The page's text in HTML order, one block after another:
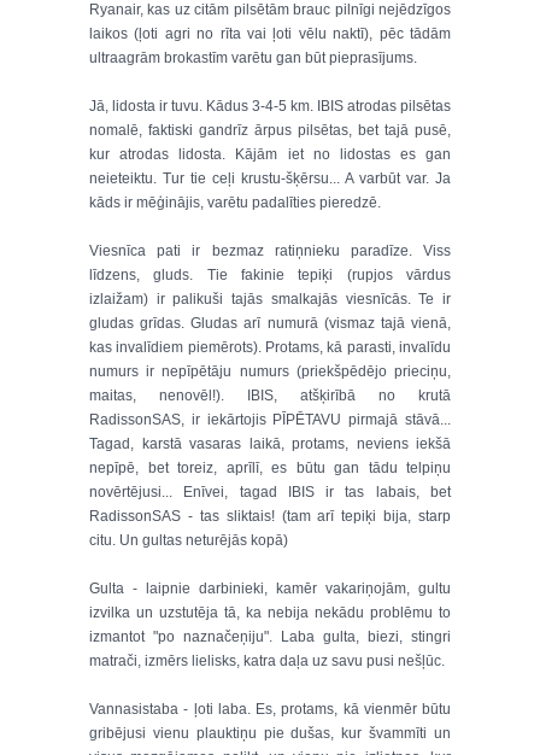
Ryanair, kas uz citām pilsētām brauc pilnīgi nejēdzīgos
laikos (ļoti agri no rīta vai ļoti vēlu naktī), pēc tādām
ultraagrām brokastīm varētu gan būt pieprasījums.
Jā, lidosta ir tuvu. Kādus 3-4-5 km. IBIS atrodas pilsētas
nomalē, faktiski gandrīz ārpus pilsētas, bet tajā pusē,
kur atrodas lidosta. Kājām iet no lidostas es gan
neieteiktu. Tur tie ceļi krustu-šķērsu... A varbūt var. Ja
kāds ir mēģinājis, varētu padalīties pieredzē.
Viesnīca pati ir bezmaz ratiņnieku paradīze. Viss
līdzens, gluds. Tie fakinie tepiķi (rupjos vārdus
izlaižam) ir palikuši tajās smalkajās viesnīcās. Te ir
gludas grīdas. Gludas arī numurā (vismaz tajā vienā,
kas invalīdiem piemērots). Protams, kā parasti, invalīdu
numurs ir nepīpētāju numurs (priekšpēdējo prieciņu,
maitas, nenovēl!). IBIS, atšķirībā no krutā
RadissonSAS, ir iekārtojis PĪPĒTAVU pirmajā stāvā...
Tagad, karstā vasaras laikā, protams, neviens iekšā
nepīpē, bet toreiz, aprīlī, es būtu gan tādu telpiņu
novērtējusi... Enīvei, tagad IBIS ir tas labais, bet
RadissonSAS - tas sliktais! (tam arī tepiķi bija, starp
citu. Un gultas neturējās kopā)
Gulta - laipnie darbinieki, kamēr vakariņojām, gultu
izvilka un uzstutēja tā, ka nebija nekādu problēmu to
izmantot "po naznačeņiju". Laba gulta, biezi, stingri
matrači, izmērs lielisks, katra daļa uz savu pusi nešļūc.
Vannasistaba - ļoti laba. Es, protams, kā vienmēr būtu
gribējusi vienu plauktiņu pie dušas, kur švammīti un